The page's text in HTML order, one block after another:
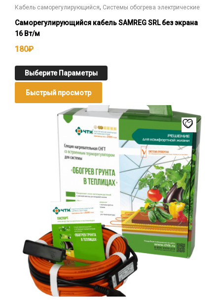
Кабель саморегулирующийся, Системы обогрева электрические
Саморегулирующийся кабель SAMREG SRL без экрана
16 Вт/м
180₽
Выберите Параметры
Быстрый просмотр